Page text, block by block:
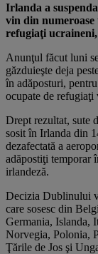
Irlanda a
vin din
refugiaţi
Anunţul făcut luni
găzduieşte deja
în adăposturi,
ocupate de
Drept rezultat, sute
sosit în Irlanda din
dezafectată a
adăpostiţi temporar
irlandeză.
Decizia Dublinului
care sosesc din
Germania, Islanda,
Norvegia, Polonia,
Ţările de Jos şi